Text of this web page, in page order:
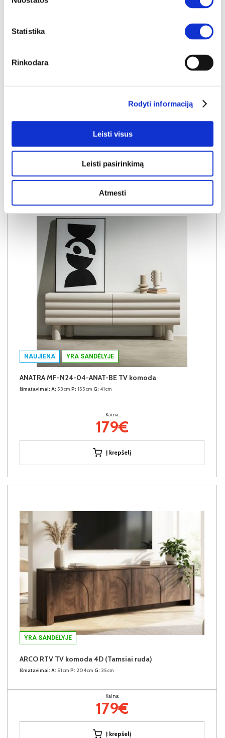
Statistika
Rinkodara
Rodyti informaciją
Leisti visus
Leisti pasirinkimą
Atmesti
Kaina:
204€
NAUJIENA YRA SANDĖLYJE
ANATRA MF-N24-04-ANAT-BE TV komoda
Išmatavimai: A: 53cm P: 155cm G: 41cm
Kaina:
179€
Į krepšelį
YRA SANDĖLYJE
ARCO RTV TV komoda 4D (Tamsiai ruda)
Išmatavimai: A: 51cm P: 204cm G: 35cm
Kaina:
179€
Į krepšelį